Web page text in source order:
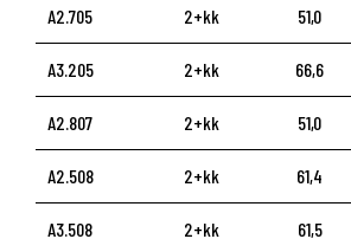
A2.705 2+kk 51,0
A3.205 2+kk 66,6
A2.807 2+kk 51,0
A2.508 2+kk 61,4
A3.508 2+kk 61,5